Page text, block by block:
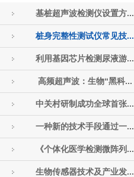
基桩超声波检测仪设置方...
桩身完整性测试仪常见技...
利用基因芯片检测尿液游...
高频超声波：生物“黑科...
中关村研制成功全球首张...
一种新的技术手段通过一...
《个体化医学检测微阵列...
生物传感器技术及产业发...